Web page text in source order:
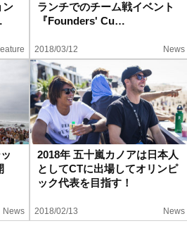
ン
ランチでのチーム戦イベント
『Founders' Cu…
2018/03/12 News
News
2018年 五十嵐カノアは日本人
としてCTに出場してオリンピ
ック代表を目指す！
2018/02/13 News